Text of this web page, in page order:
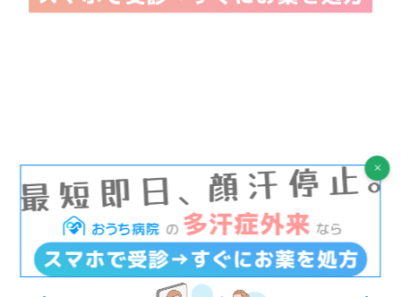
ARTICLES
関連記事